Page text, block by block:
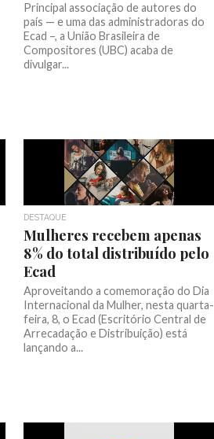
Principal associação de autores do
país — e uma das administradoras do
Ecad –, a União Brasileira de
Compositores (UBC) acaba de
divulgar...
DESTAQUE
Mulheres recebem apenas
8% do total distribuído pelo
Ecad
Aproveitando a comemoração do Dia
Internacional da Mulher, nesta quarta-
feira, 8, o Ecad (Escritório Central de
Arrecadação e Distribuição) está
lançando a...